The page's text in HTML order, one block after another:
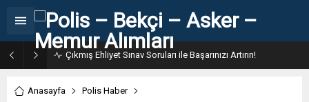
Çıkmış Ehliyet Sınav Soruları ile Başarınızı Artırın!
Anasayfa
Polis Haber